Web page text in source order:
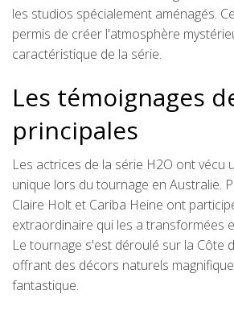
les studios spécialement aménagés.
permis de créer l'atmosphère
caractéristique de la série.
Les témoignages
principales
Les actrices de la série H2O ont vécu
unique lors du tournage en Australie.
Claire Holt et Cariba Heine ont
extraordinaire qui les a transformées
Le tournage s'est déroulé sur la Côte
offrant des décors naturels
fantastique.